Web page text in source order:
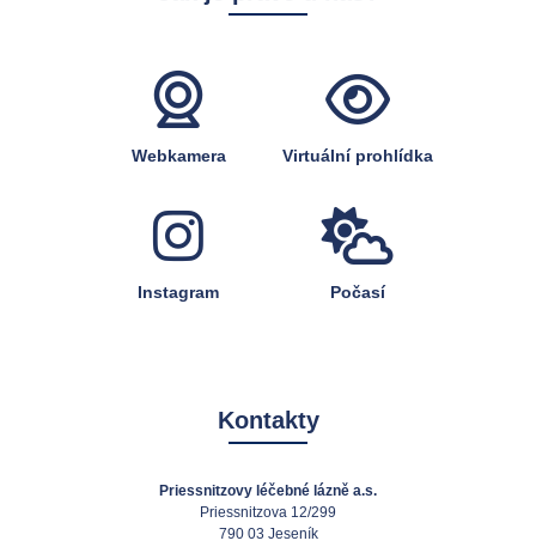
Webkamera Virtuální prohlídka
Instagram Počasí
Kontakty
Priessnitzovy léčebné lázně a.s.
Priessnitzova 12/299
790 03 Jeseník